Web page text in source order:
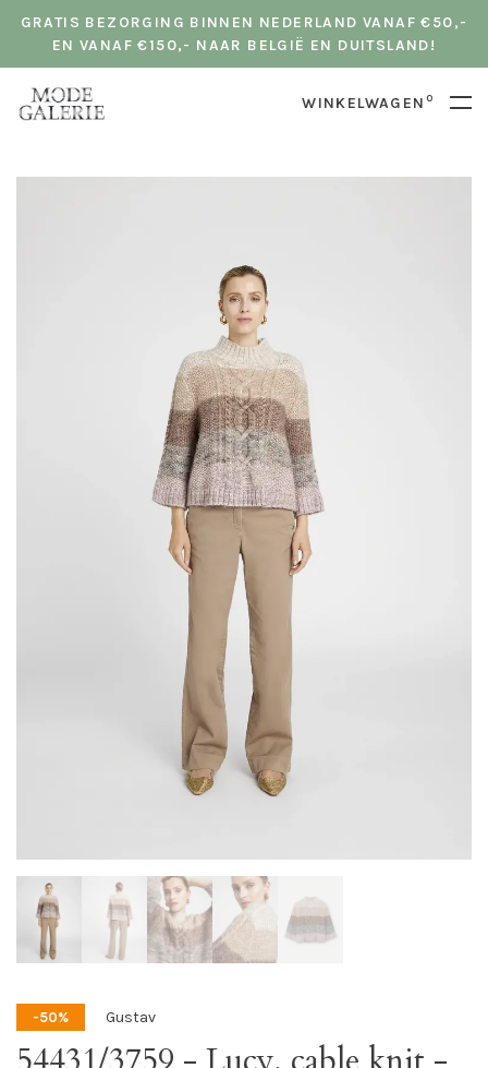
GRATIS BEZORGING BINNEN NEDERLAND VANAF €50,-
EN VANAF €150,- NAAR BELGIË EN DUITSLAND!
WINKELWAGEN 0
-50% Gustav